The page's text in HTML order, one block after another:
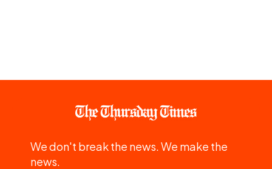
We don't break the news. We make the
news.